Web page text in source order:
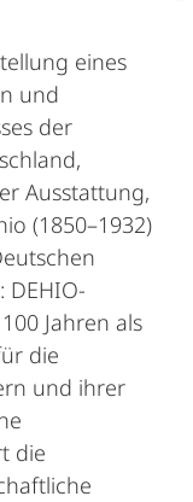
eines
und
der
Ausstattung,
(1850–1932)
DEHIO-
Jahren als
die
und ihrer
die